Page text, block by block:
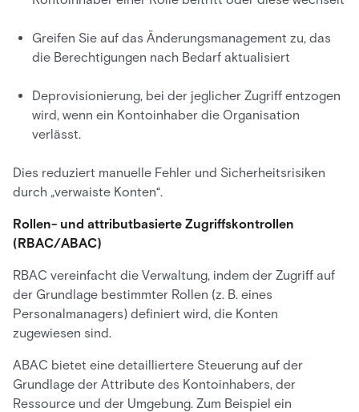
Greifen Sie auf das Änderungsmanagement zu, das
die Berechtigungen nach Bedarf aktualisiert
Deprovisionierung, bei der jeglicher Zugriff entzogen
wird, wenn ein Kontoinhaber die Organisation
verlässt.
Dies reduziert manuelle Fehler und Sicherheitsrisiken
durch „verwaiste Konten“.
Rollen- und attributbasierte Zugriffskontrollen
(RBAC/ABAC)
RBAC vereinfacht die Verwaltung, indem der Zugriff auf
der Grundlage bestimmter Rollen (z. B. eines
Personalmanagers) definiert wird, die Konten
zugewiesen sind.
ABAC bietet eine detailliertere Steuerung auf der
Grundlage der Attribute des Kontoinhabers, der
Ressource und der Umgebung. Zum Beispiel ein